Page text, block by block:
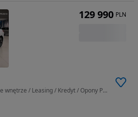
1498 cm3 • 156 KM • Jasne wnętrze / Leasing / Kredyt / Opony Pirelli
129 990 PLN